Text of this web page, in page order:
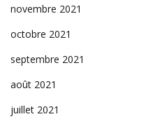
novembre 2021
octobre 2021
septembre 2021
août 2021
juillet 2021